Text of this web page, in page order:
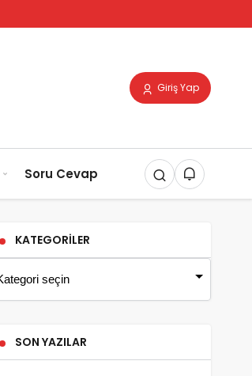
Giriş Yap
Soru Cevap
KATEGORILER
SON YAZILAR